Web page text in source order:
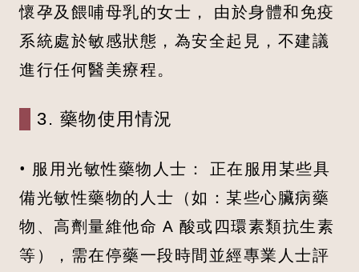
懷孕及餵哺母乳的女士， 由於身體和免疫
系統處於敏感狀態，為安全起見，不建議
進行任何醫美療程。
3. 藥物使用情況
• 服用光敏性藥物人士： 正在服用某些具
備光敏性藥物的人士（如：某些心臟病藥
物、高劑量維他命 A 酸或四環素類抗生素
等），需在停藥一段時間並經專業人士評